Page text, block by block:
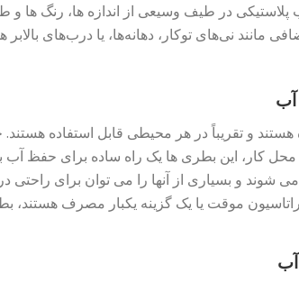
در طیف وسیعی از اندازه ها، رنگ ها و
مانند نی‌های توکار، دهانه‌ها، یا درب‌های
آب
و تقریباً در هر محیطی قابل استفاده
محل کار، این بطری ها یک راه ساده برای حفظ آب
می شوند و بسیاری از آنها را می توان برای
موقت یا یک گزینه یکبار مصرف هستند،